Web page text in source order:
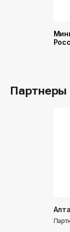
Партнеры